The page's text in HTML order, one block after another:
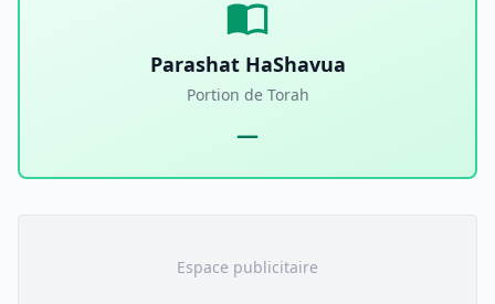
Parashat HaShavua
Portion de Torah
—
Espace publicitaire